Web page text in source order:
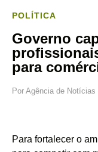
POLÍTICA
Governo
para
Por Agência de Notícias
Para fortalecer o